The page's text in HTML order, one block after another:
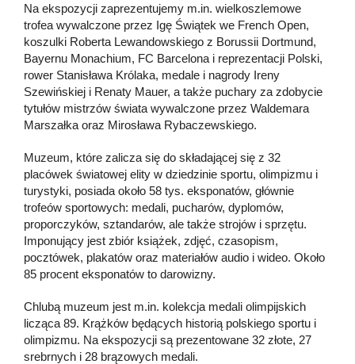
Na ekspozycji zaprezentujemy m.in. wielkoszlemowe
trofea wywalczone przez Igę Świątek we French Open,
koszulki Roberta Lewandowskiego z Borussii Dortmund,
Bayernu Monachium, FC Barcelona i reprezentacji Polski,
rower Stanisława Królaka, medale i nagrody Ireny
Szewińskiej i Renaty Mauer, a także puchary za zdobycie
tytułów mistrzów świata wywalczone przez Waldemara
Marszałka oraz Mirosława Rybaczewskiego.
Muzeum, które zalicza się do składającej się z 32
placówek światowej elity w dziedzinie sportu, olimpizmu i
turystyki, posiada około 58 tys. eksponatów, głównie
trofeów sportowych: medali, pucharów, dyplomów,
proporczyków, sztandarów, ale także strojów i sprzętu.
Imponujący jest zbiór książek, zdjęć, czasopism,
pocztówek, plakatów oraz materiałów audio i wideo. Około
85 procent eksponatów to darowizny.
Chlubą muzeum jest m.in. kolekcja medali olimpijskich
licząca 89. Krążków będących historią polskiego sportu i
olimpizmu. Na ekspozycji są prezentowane 32 złote, 27
srebrnych i 28 brązowych medali.